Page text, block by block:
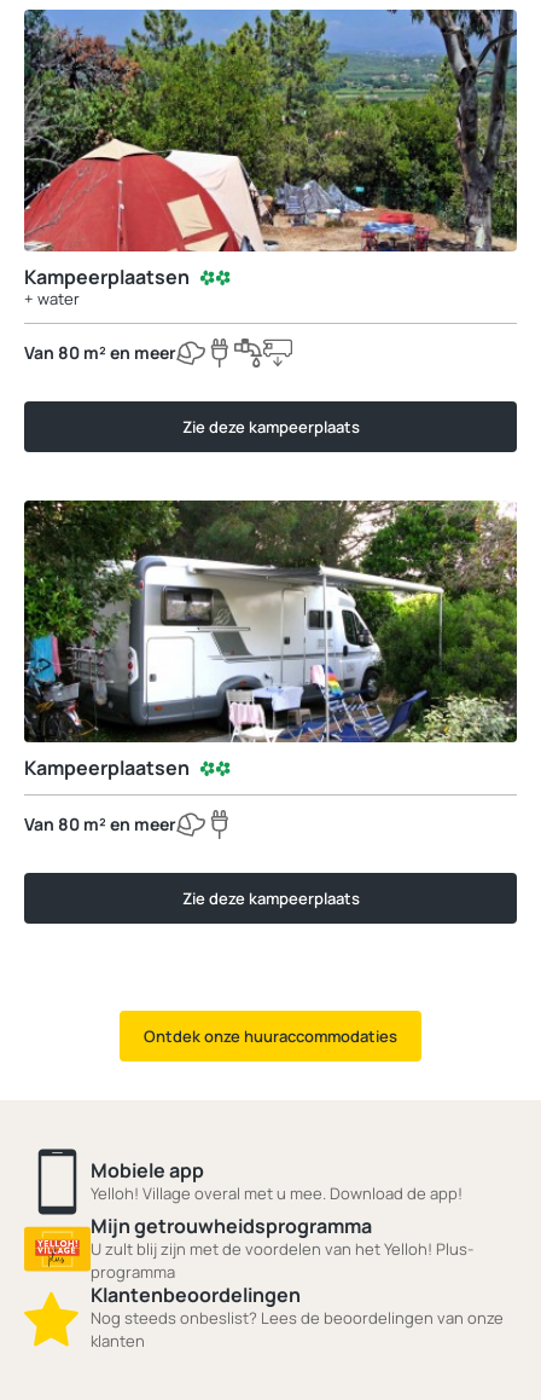
Kampeerplaatsen
+ water
Van 80 m² en meer
Zie deze kampeerplaats
Kampeerplaatsen
Van 80 m² en meer
Zie deze kampeerplaats
Ontdek onze huuraccommodaties
Mobiele app
Yelloh! Village overal met u mee. Download de app!
Mijn getrouwheidsprogramma
U zult blij zijn met de voordelen van het Yelloh! Plus-
programma
Klantenbeoordelingen
Nog steeds onbeslist? Lees de beoordelingen van onze
klanten